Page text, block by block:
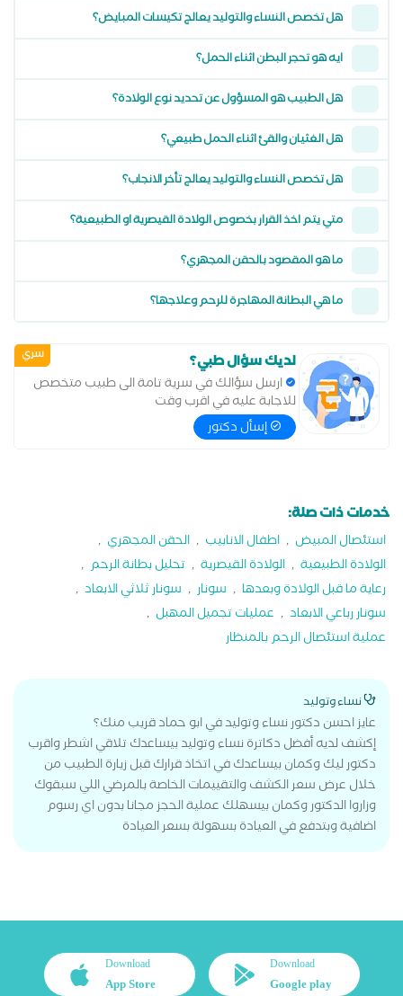
هل تخصص النساء والتوليد يعالج تكيسات المبايض؟
ايه هو تحجر البطن اثناء الحمل؟
هل الطبيب هو المسؤول عن تحديد نوع الولادة؟
هل الغثيان والقئ اثناء الحمل طبيعي؟
هل تخصص النساء والتوليد يعالج تأخر الانجاب؟
متي يتم اخذ القرار بخصوص الولادة القيصرية او الطبيعية؟
ما هو المقصود بالحقن المجهري؟
ما هي البطانة المهاجرة للرحم وعلاجها؟
سري لديك سؤال طبي؟
ارسل سؤالك في سرية تامة الى طبيب متخصص
للاجابة عليه في اقرب وقت
إسأل دكتور
خدمات ذات صلة:
استئصال المبيض , اطفال الانابيب , الحقن المجهري ,
الولادة الطبيعية , الولادة القيصرية , تحليل بطانة الرحم ,
رعاية ما قبل الولادة وبعدها , سونار , سونار ثلاثي الابعاد ,
سونار رباعي الابعاد , عمليات تجميل المهبل ,
عملية استئصال الرحم بالمنظار
نساء وتوليد
عايز احسن دكتور نساء وتوليد في ابو حماد قريب منك؟
إكشف لديه أفضل دكاترة نساء وتوليد بيساعدك تلاقي اشطر واقرب
دكتور ليك وكمان بيساعدك في اتخاذ قرارك قبل زيارة الطبيب من
خلال عرض سعر الكشف والتقييمات الخاصة بالمرضي اللي سبقوك
وزاروا الدكتور وكمان بيسهلك عملية الحجز مجانا بدون اي رسوم
اضافية وبتدفع في العيادة بسهولة بسعر العيادة
Download
Google play
Download
App Store